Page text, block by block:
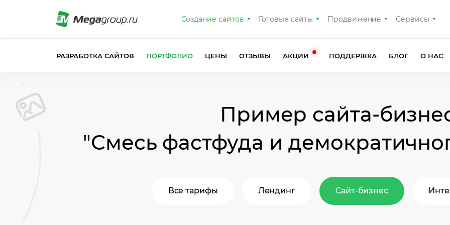
Создание сайтов Готовые сайты Продвижение Сервисы
РАЗРАБОТКА САЙТОВ ПОРТФОЛИО ЦЕНЫ ОТЗЫВЫ АКЦИИ ПОДДЕРЖКА БЛОГ О НАС
Пример сайта-
"Смесь фастфуда и
Все тарифы Лендинг Сайт-бизнес